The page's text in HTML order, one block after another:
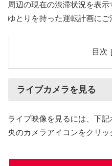
周辺の現在の渋滞状況を表
ゆとりを持った運転計画にご
目次
ライブカメラを見る
ライブ映像を見るには、下
央のカメラアイコンをクリッ